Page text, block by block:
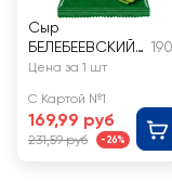
Сыр
БЕЛЕБЕЕВСКИЙ
45%, без змж
Цена за 1 шт
С Картой №1
169,99 руб
231,59 руб -26%